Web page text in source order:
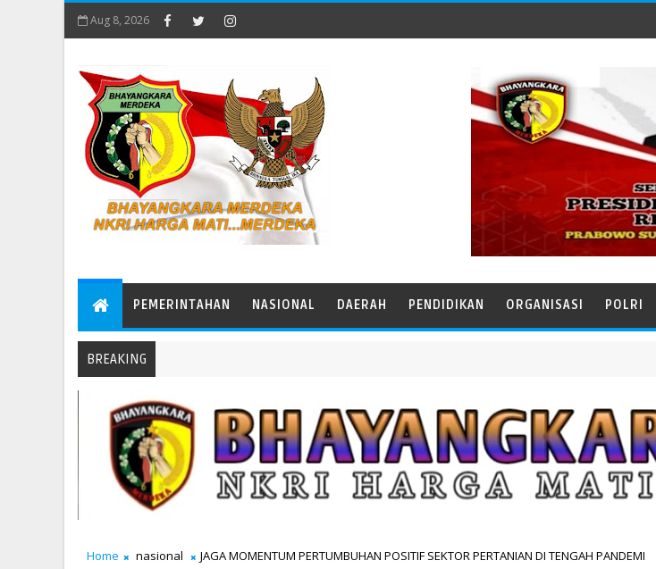
Aug 8, 2026
PEMERINTAHAN NASIONAL DAERAH PENDIDIKAN ORGANISASI POLRI
BREAKING
Home nasional JAGA MOMENTUM PERTUMBUHAN POSITIF SEKTOR PERTANIAN DI TENGAH PANDEMI